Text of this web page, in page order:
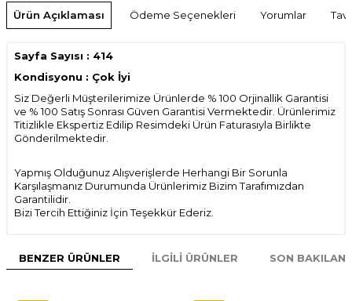
Ürün Açıklaması Ödeme Seçenekleri Yorumlar
Sayfa Sayısı : 414
Kondisyonu : Çok İyi
Siz Değerli Müşterilerimize Ürünlerde % 100 Orjinallik Garantisi
ve % 100 Satış Sonrası Güven Garantisi Vermektedir. Ürünlerimiz
Titizlikle Ekspertiz Edilip Resimdeki Ürün Faturasıyla Birlikte
Gönderilmektedir.
Yapmış Olduğunuz Alışverişlerde Herhangi Bir Sorunla
Karşılaşmanız Durumunda Ürünlerimiz Bizim Tarafımızdan
Garantilidir.
Bizi Tercih Ettiğiniz İçin Teşekkür Ederiz.
BENZER ÜRÜNLER İLGILI ÜRÜNLER SON